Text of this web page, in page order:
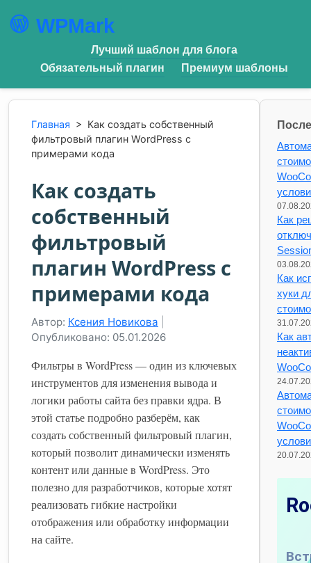
WPMark
Лучший шаблон для блога
Обязательный плагин
Премиум шаблоны
Главная > Как создать собственный
фильтровый плагин WordPress с
примерами кода
Как создать
собственный
фильтровый
плагин WordPress с
примерами кода
Автор: Ксения Новикова
Опубликовано: 05.01.2026
Фильтры в WordPress — один из ключевых
инструментов для изменения вывода и
логики работы сайта без правки ядра. В
этой статье подробно разберём, как
создать собственный фильтровый плагин,
который позволит динамически изменять
контент или данные в WordPress. Это
полезно для разработчиков, которые хотят
реализовать гибкие настройки
отображения или обработку информации
на сайте.
Как
Как
хуки
Как